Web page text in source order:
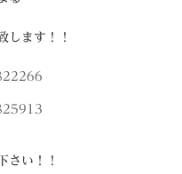
します！！
さい！！